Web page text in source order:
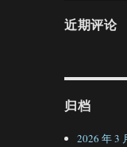
近期评论
归档
2026 年 3